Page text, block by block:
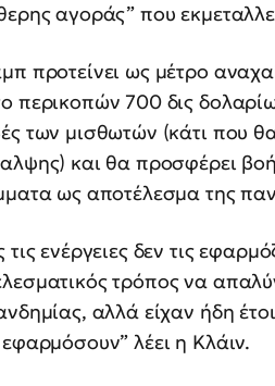
αγοράς” που
προτείνει ως μέτρο
περικοπών 700 δις
των μισθωτών (κάτι που
και θα προσφέρει
ως αποτέλεσμα της
τις ενέργειες δεν τις
τρόπος να
αλλά είχαν ήδη
λέει η Κλάιν.